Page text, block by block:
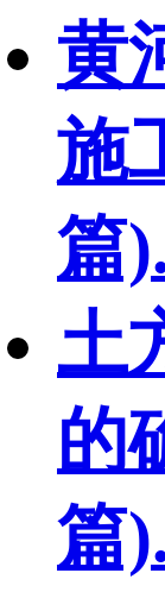
黄
施
篇
土
的
篇